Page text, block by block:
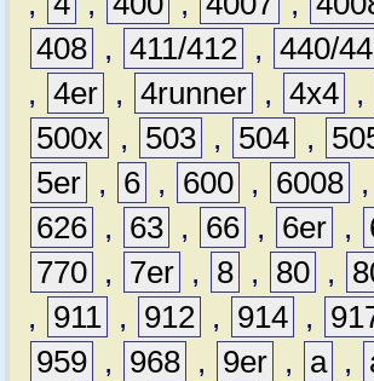
408 , 411/412 , 440/
, 4er , 4runner , 4x4 ,
500x , 503 , 504 ,
5er , 6 , 600 , 6008 ,
626 , 63 , 66 , 6er ,
770 , 7er , 8 , 80 ,
,
911 , 912 , 914 ,
959 , 968 , 9er , a ,